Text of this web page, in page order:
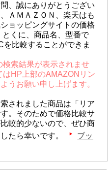
、誠にありがとうござい
ＡＭＡＺＯＮ、楽天はも
ョッピングサイトの価格
くに、商品名、型番で
比較することができま
索結果が表示されませ
HP上部のAMAZONリン
うお願い申し上げます。
されました商品は「リア
。そのためで価格比較サ
較的少ないので、ぜひ商
たら幸いです。
ブッ